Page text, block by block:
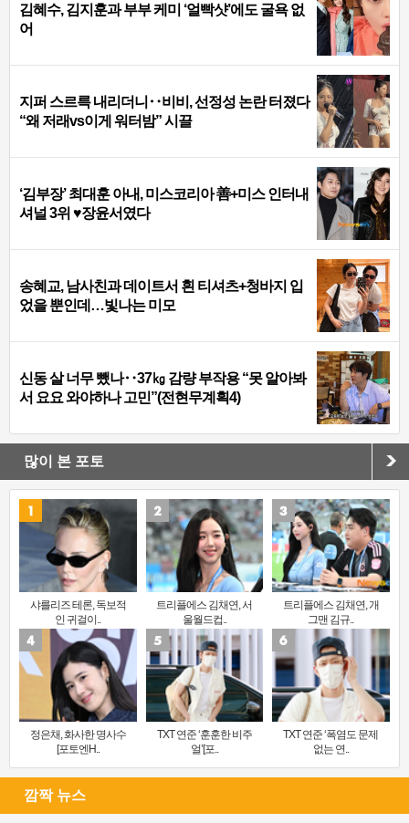
김혜수, 김지훈과 부부 케미 ‘얼빡샷’에도 굴욕 없
어
지퍼 스르륵 내리더니‥비비, 선정성 논란 터졌다
“왜 저래vs이게 워터밤” 시끌
‘김부장’ 최대훈 아내, 미스코리아 善+미스 인터내
셔널 3위 ♥장윤서였다
송혜교, 남사친과 데이트서 흰 티셔츠+청바지 입
었을 뿐인데…빛나는 미모
신동 살 너무 뺐나‥37㎏ 감량 부작용 “못 알아봐
서 요요 와야하나 고민”(전현무계획4)
많이 본 포토
샤를리즈 테론, 독보적
인 귀걸이..
트리플에스 김채연, 서
울월드컵..
트리플에스 김채연, 개
그맨 김규..
정은채, 화사한 명사수
[포토엔H..
TXT 연준 ‘훈훈한 비주
얼’[포..
TXT 연준 ‘폭염도 문제
없는 연..
깜짝 뉴스